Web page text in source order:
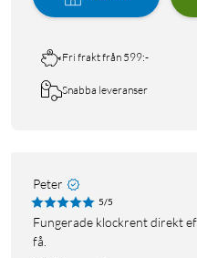
Fri frakt från 599:-
Snabba leveranser
Peter
5/5
Fungerade klockrent direkt efter inkoppling. Mer går inte att
få.